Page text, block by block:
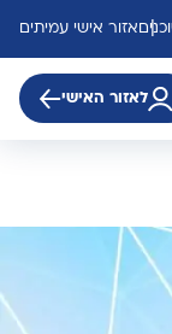
אזור אישי עמיתים
לאזור האישי